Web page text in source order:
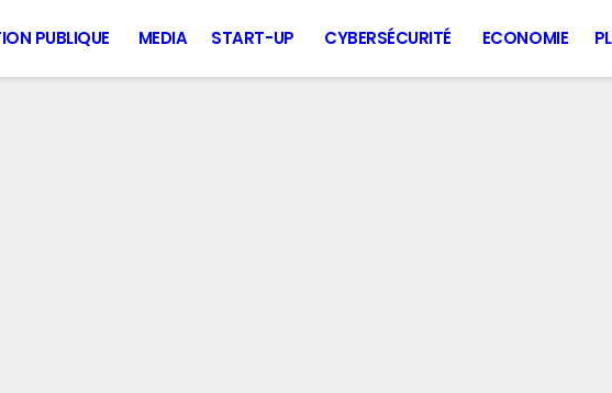
PUBLIQUE MEDIA START-UP CYBERSÉCURITÉ ECONOMIE